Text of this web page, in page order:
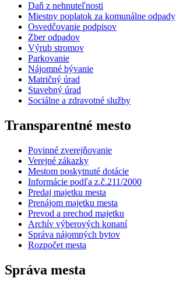
Daň z nehnuteľnosti
Miestny poplatok za komunálne odpady
Osvedčovanie podpisov
Zber odpadov
Výrub stromov
Parkovanie
Nájomné bývanie
Matričný úrad
Stavebný úrad
Sociálne a zdravotné služby
Transparentné mesto
Povinné zverejňovanie
Verejné zákazky
Mestom poskytnuté dotácie
Informácie podľa z.č.211/2000
Predaj majetku mesta
Prenájom majetku mesta
Prevod a prechod majetku
Archív výberových konaní
Správa nájomných bytov
Rozpočet mesta
Správa mesta